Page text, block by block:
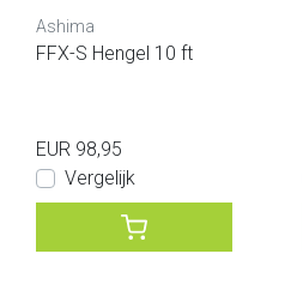
Ashima
FFX-S Hengel 10 ft
EUR 98,95
Vergelijk